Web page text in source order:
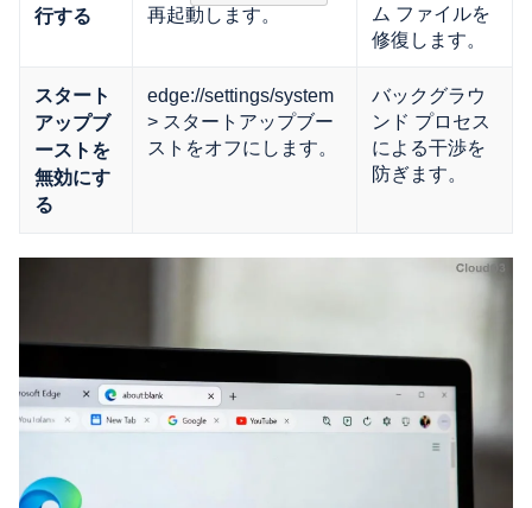
行する
再起動します。
ム ファイルを
修復します。
スタート
アップブ
ーストを
無効にす
る
edge://settings/system
> スタートアップブー
ストをオフにします。
バックグラウ
ンド プロセス
による干渉を
防ぎます。